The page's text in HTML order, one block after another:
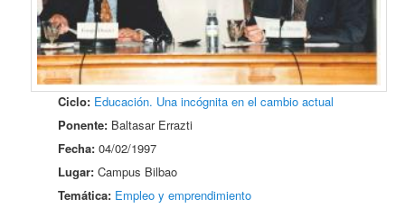
Ciclo: Educación. Una incógnita en el cambio actual
Ponente: Baltasar Errazti
Fecha: 04/02/1997
Lugar: Campus Bilbao
Temática: Empleo y emprendimiento